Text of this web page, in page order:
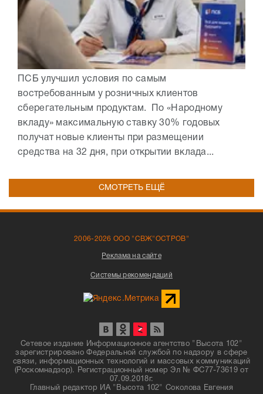
ПСБ улучшил условия по самым
востребованным у розничных клиентов
сберегательным продуктам. По «Народному
вкладу» максимальную ставку 30% годовых
получат новые клиенты при размещении
средства на 32 дня, при открытии вклада...
СМОТРЕТЬ ЕЩЁ
2006-2026 ООО "СВЖ"ОСТРОВ"
Реклама на сайте
Системы рекомендаций
Сетевое издание Информационное агентство "Высота 102"
зарегистрировано Федеральной службой по надзору в сфере
связи, информационных технологий и массовых коммуникаций
(Роскомнадзор). Регистрационный номер Эл № ФС77-73619 от
07.09.2018г.
Главный редактор ИА "Высота 102" Соколова Евгения